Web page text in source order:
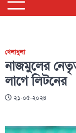
খেলাধুলা
নাজমুলের
লাগে লিটনের
২১-০৫-২০২৪